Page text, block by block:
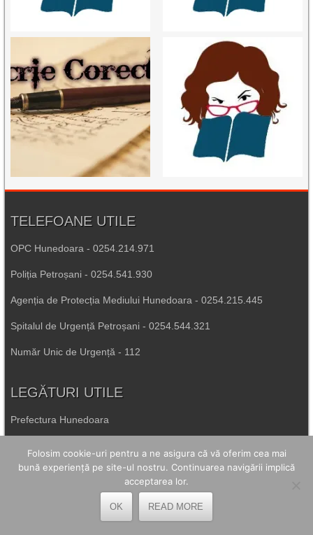
TELEFOANE UTILE
OPC Hunedoara - 0254.214.971
Poliția Petroșani - 0254.541.930
Agenția de Protecția Mediului Hunedoara - 0254.215.445
Spitalul de Urgență Petroșani - 0254.544.321
Număr Unic de Urgență - 112
LEGĂTURI UTILE
Prefectura Hunedoara
Inspectoratul Școlar Hunedoara
Consiliul Județean Hunedoara
Folosim cookie-uri pentru a ne asigura că vă oferim cea mai
bună experiență pe site-ul nostru. Continuarea navigării implică
acceptarea lor.
OK READ MORE